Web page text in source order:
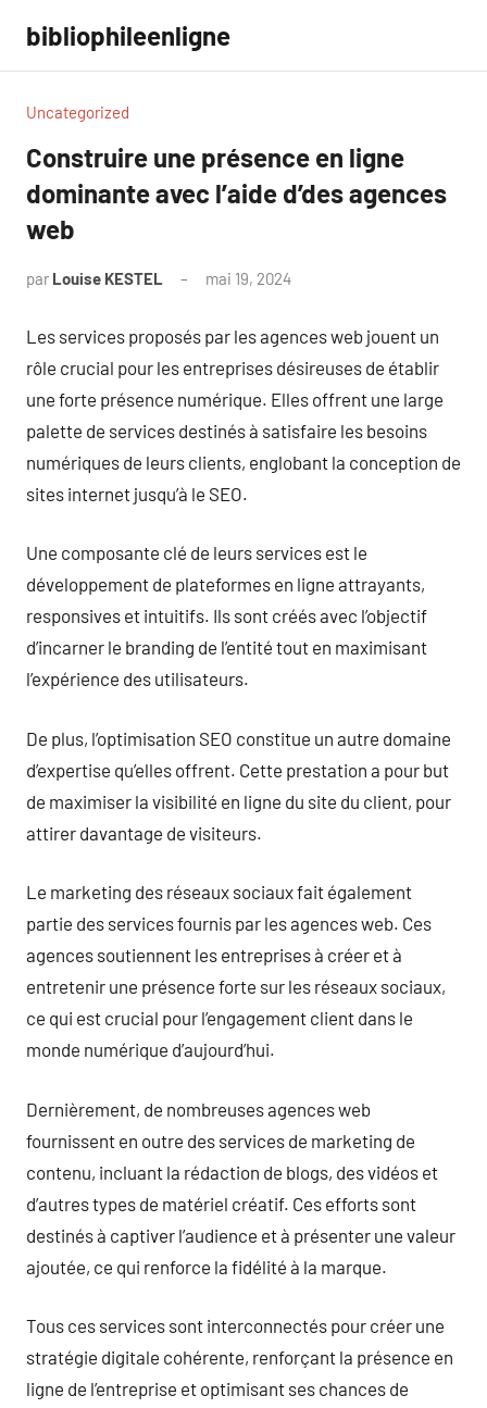
contenu
bibliophileenligne
Uncategorized
Construire une présence en ligne
dominante avec l’aide d’des agences
web
par Louise KESTEL mai 19, 2024
Les services proposés par les agences web jouent un
rôle crucial pour les entreprises désireuses de établir
une forte présence numérique. Elles offrent une large
palette de services destinés à satisfaire les besoins
numériques de leurs clients, englobant la conception de
sites internet jusqu’à le SEO.
Une composante clé de leurs services est le
développement de plateformes en ligne attrayants,
responsives et intuitifs. Ils sont créés avec l’objectif
d’incarner le branding de l’entité tout en maximisant
l’expérience des utilisateurs.
De plus, l’optimisation SEO constitue un autre domaine
d’expertise qu’elles offrent. Cette prestation a pour but
de maximiser la visibilité en ligne du site du client, pour
attirer davantage de visiteurs.
Le marketing des réseaux sociaux fait également
partie des services fournis par les agences web. Ces
agences soutiennent les entreprises à créer et à
entretenir une présence forte sur les réseaux sociaux,
ce qui est crucial pour l’engagement client dans le
monde numérique d’aujourd’hui.
Dernièrement, de nombreuses agences web
fournissent en outre des services de marketing de
contenu, incluant la rédaction de blogs, des vidéos et
d’autres types de matériel créatif. Ces efforts sont
destinés à captiver l’audience et à présenter une valeur
ajoutée, ce qui renforce la fidélité à la marque.
Tous ces services sont interconnectés pour créer une
stratégie digitale cohérente, renforçant la présence en
ligne de l’entreprise et optimisant ses chances de